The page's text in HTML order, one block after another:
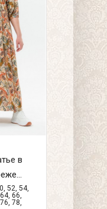
в
52, 54,
66,
78,